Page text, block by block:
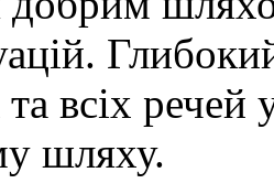
всіх
шляху.